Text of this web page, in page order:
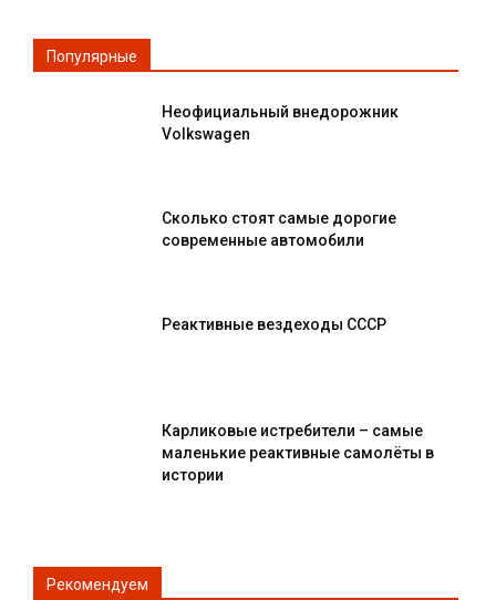
Популярные
Неофициальный внедорожник
Volkswagen
Сколько стоят самые дорогие
современные автомобили
Реактивные вездеходы СССР
Карликовые истребители – самые
маленькие реактивные самолёты в
истории
Рекомендуем